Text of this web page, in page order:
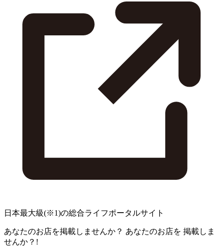
日本最大級(※1)の総合ライフポータルサイト
あなたのお店を掲載しませんか？ あなたのお店を 掲載しま
せんか？!